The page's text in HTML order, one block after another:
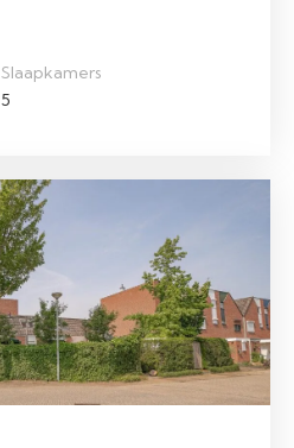
Slaapkamers
5